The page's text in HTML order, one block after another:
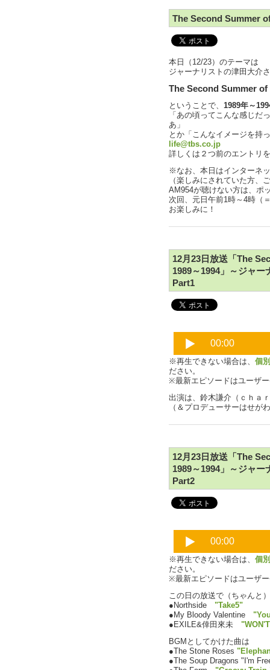
The Second Summer
本日（12/23）のテーマは
ジャーナリストの津田大介
The Second Summer
ということで、 1989年～
「あの頃ってこんな感じだ
あ」
とか「こんなイメージを持
life@tbs.co.jp
詳しくは２つ前のエントリ
※なお、本日はインターネ
（楽しみにされていた方、
AM954が聴けない方は、ポ
次回、元日午前1時～4時（
お楽しみに！
12月23日放送「The
1989～1994」～ジャ
Part1
※再生できない場合は、 個
ださい。
※最新エピソードはユーザ
出演は、鈴木謙介（ｃｈａ
（＆プロデューサーはせが
12月23日放送「The
1989～1994」～ジャ
Part2
※再生できない場合は、 個
ださい。
※最新エピソードはユーザ
この日の放送で（ちゃんと
●Northside "Take5"
●My Bloody Valentine
●EXILE&倖田來未
BGMとしてかけた曲は
●The Stone Roses
●The Soup Dragons "I'm